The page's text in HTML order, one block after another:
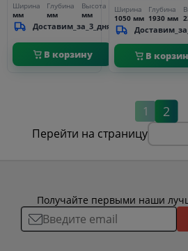
Ширина
мм
Глубина
мм
Высота
мм
Доставим_за_3_дня
В корзину
Ширина
1050 мм
Глубина
1930 мм
В
1 2
Перейти на страницу
Получайте первыми наши